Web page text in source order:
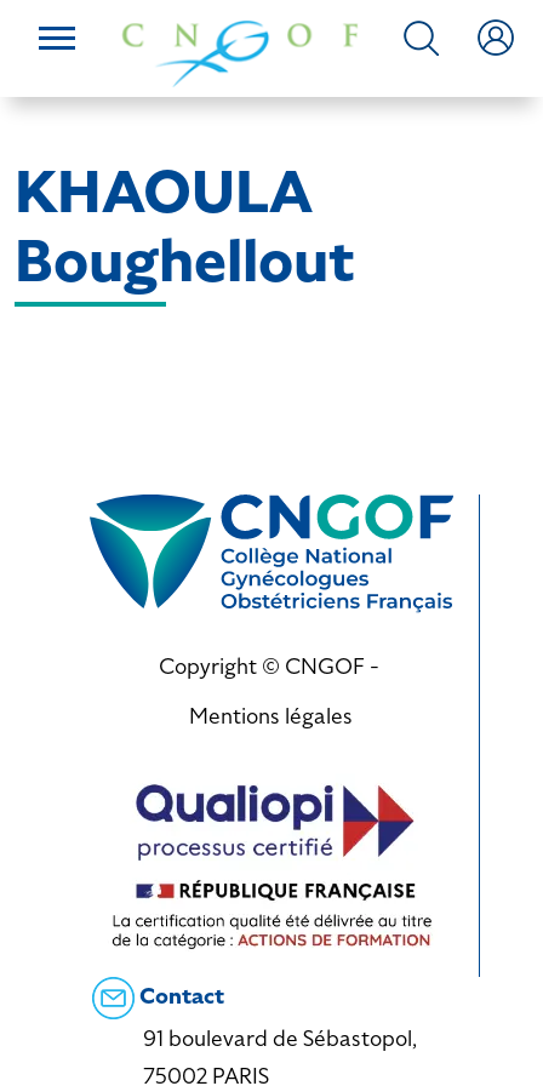
KHAOULA
Boughellout
Copyright © CNGOF -
Mentions légales
Contact
91 boulevard de Sébastopol,
75002 PARIS